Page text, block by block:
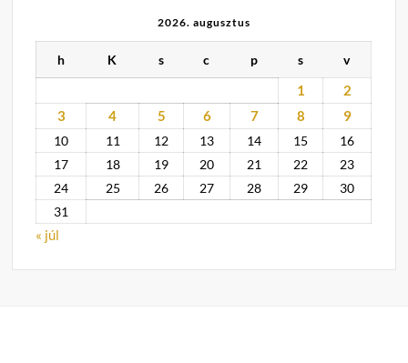
2026. augusztus
h K s c p s v
1
2
3
4 5 6 7 8 9
10 11 12 13 14 15
16
17
18 19 20 21 22
23
24
25 26 27 28 29
30
31
« júl